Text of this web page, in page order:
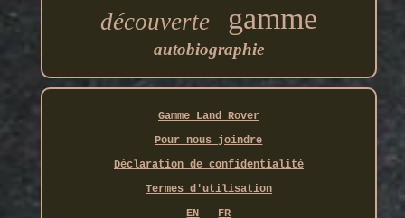
découverte gamme
autobiographie
Gamme Land Rover
Pour nous joindre
Déclaration de confidentialité
Termes d'utilisation
EN
FR